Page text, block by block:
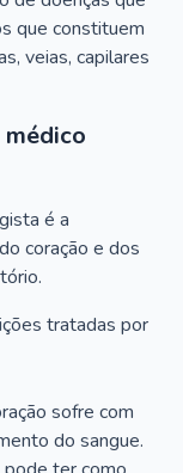
que constituem
veias, capilares
é a
coração e dos
tratadas por
sofre com
do sangue.